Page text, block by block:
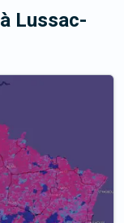
à Lussac-